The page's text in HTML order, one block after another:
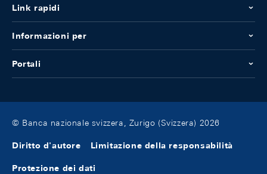
Link rapidi
Informazioni per
Portali
© Banca nazionale svizzera, Zurigo (Svizzera) 2026
Diritto d'autore Limitazione della responsabilità
Protezione dei dati